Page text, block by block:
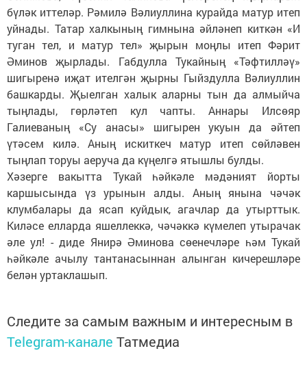
бүләк иттеләр. Рәмилә Вәлиуллина курайда матур итеп
уйнады. Татар халкының гимнына әйләнеп киткән «И
туган тел, и матур тел» җырын моңлы итеп Фәрит
Әминов җырлады. Габдулла Тукайның «Тәфтилләү»
шигыренә иҗат ителгән җырны Гыйздулла Вәлиуллин
башкарды. Җыелган халык аларны тын да алмыйча
тыңлады, гөрләтеп кул чапты. Аннары Илсөяр
Галиеваның «Су анасы» шигырен укуын да әйтеп
үтәсем килә. Аның искиткеч матур итеп сөйләвен
тыңлап торуы аеруча да күңелгә ятышлы булды.
Хәзерге вакытта Тукай һәйкәле мәдәният йорты
каршысында үз урынын алды. Аның янына чәчәк
клумбалары да ясап куйдык, агачлар да утырттык.
Киләсе елларда яшеллеккә, чәчәккә күмелеп утырачак
әле ул! - диде Янирә Әминова сөенечләре һәм Тукай
һәйкәле ачылу тантанасыннан алынган кичерешләре
белән уртаклашып.
Следите за самым важным и интересным в
Telegram-канале Татмедиа